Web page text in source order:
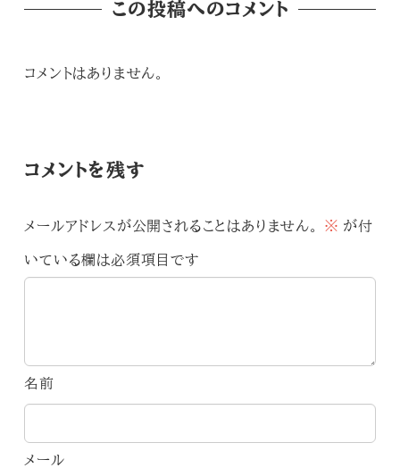
この投稿へのコメント
コメントはありません。
コメントを残す
メールアドレスが公開されることはありません。 ※ が付
いている欄は必須項目です
名前
メール